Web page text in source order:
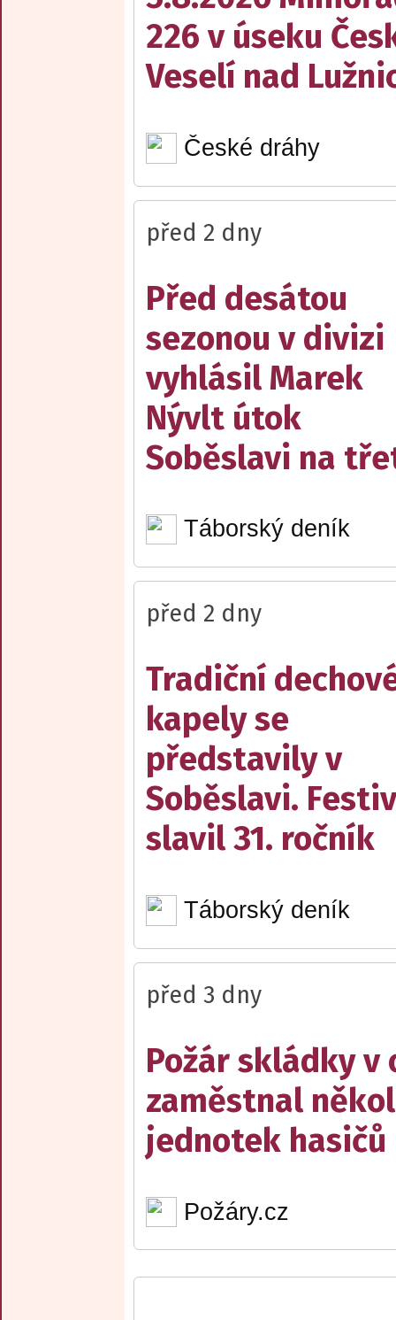
226 v úseku
Veselí nad
České dráhy
před 2 dny
Před desátou
sezonou v divizi
vyhlásil Marek
Nývlt útok
Soběslavi na
Táborský deník
před 2 dny
Tradiční
kapely se
představily v
Soběslavi.
slavil 31. ročník
Táborský deník
před 3 dny
Požár skládky v
zaměstnal
jednotek hasičů
Požáry.cz